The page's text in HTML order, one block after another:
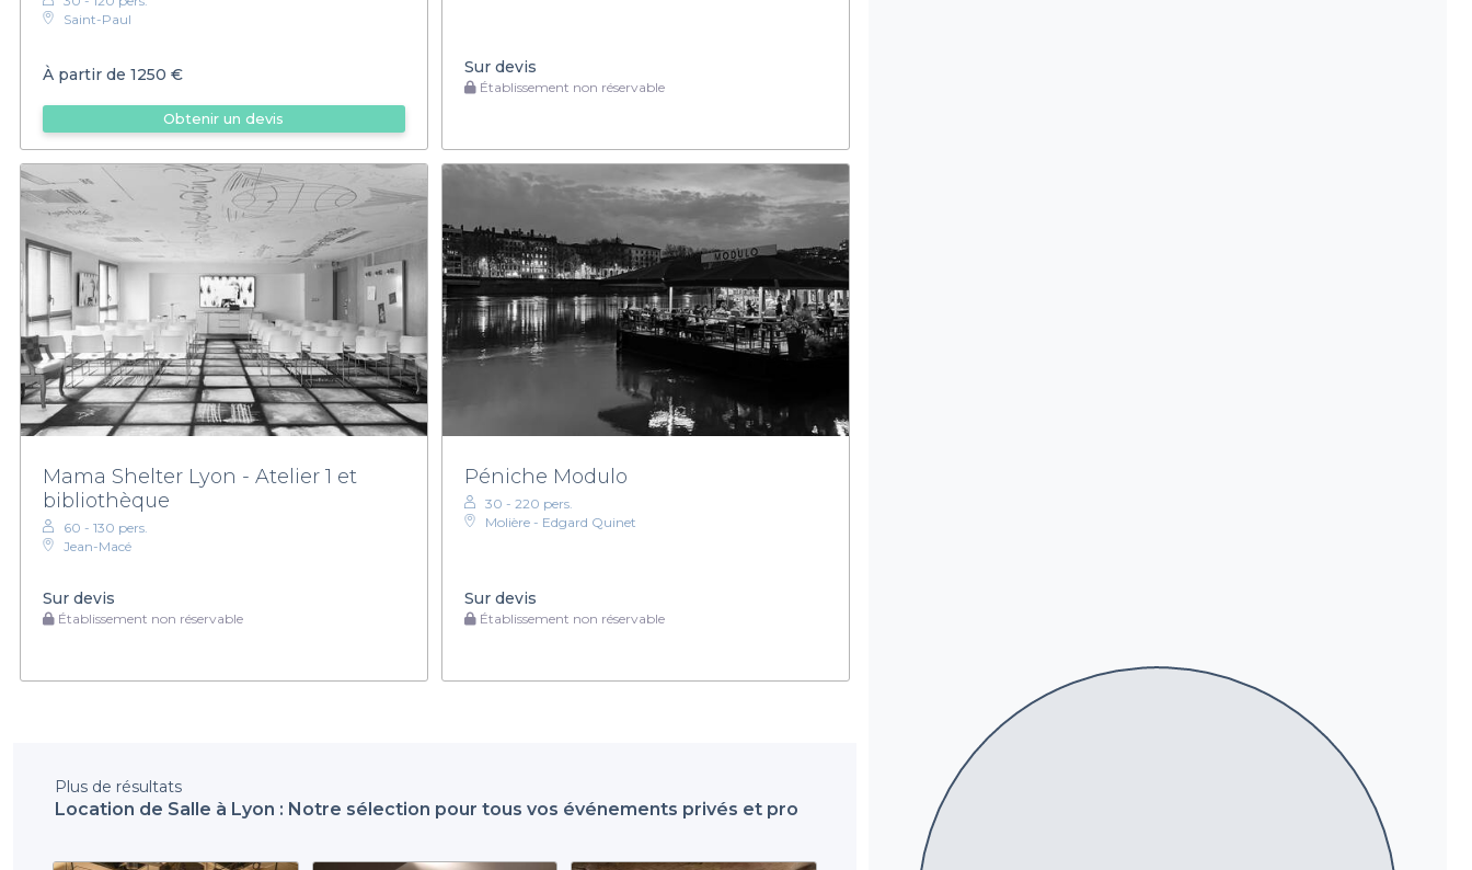
Saint-Paul
À partir de 1250 €
Obtenir un devis
Sur devis
Établissement non réservable
Mama Shelter Lyon - Atelier 1 et
bibliothèque
60 - 130 pers.
Jean-Macé
Sur devis
Établissement non réservable
Péniche Modulo
30 - 220 pers.
Molière - Edgard Quinet
Sur devis
Établissement non réservable
Plus de résultats
Location de Salle à Lyon : Notre sélection pour tous vos événements privés et pro